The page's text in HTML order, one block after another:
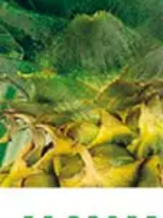
Nouto myymälästä
Ilmainen
Siirry valitsemaan myymälä
Ilmainen toimitus
Etu ei koske
Tarkista